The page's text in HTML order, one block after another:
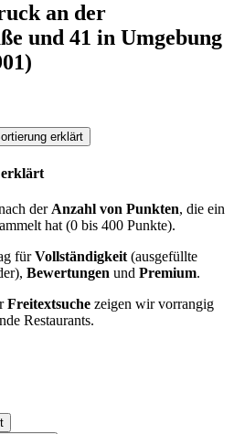
an der
und 41 in Umgebung
erklärt
erklärt
derAnzahl von Punkten, die ein
hat (0 bis 400 Punkte).
fürVollständigkeit(ausgefüllte
Bewertungen und Premium.
Freitextsuche zeigen wir vorrangig
Restaurants.